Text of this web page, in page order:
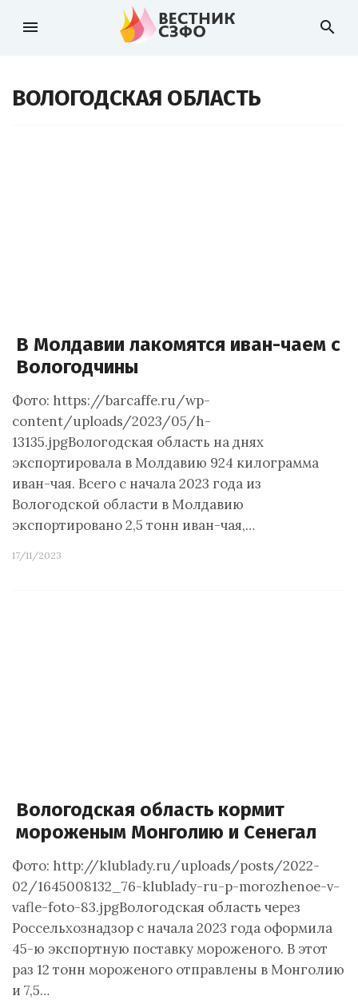
menu search
ВОЛОГОДСКАЯ ОБЛАСТЬ
В Молдавии лакомятся иван-чаем с
Вологодчины
Фото: https://barcaffe.ru/wp-
content/uploads/2023/05/h-
13135.jpgВологодская область на днях
экспортировала в Молдавию 924 килограмма
иван-чая. Всего с начала 2023 года из
Вологодской области в Молдавию
экспортировано 2,5 тонн иван-чая,…
17/11/2023
Вологодская область кормит
мороженым Монголию и Сенегал
Фото: http://klublady.ru/uploads/posts/2022-
02/1645008132_76-klublady-ru-p-morozhenoe-v-
vafle-foto-83.jpgВологодская область через
Россельхознадзор с начала 2023 года оформила
45-ю экспортную поставку мороженого. В этот
раз 12 тонн мороженого отправлены в Монголию
и 7,5…